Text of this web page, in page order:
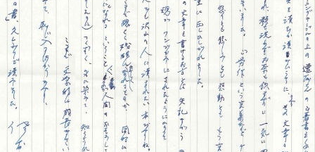
トップページ
研究員
研究所概要
設立趣意書
お問い合わせ